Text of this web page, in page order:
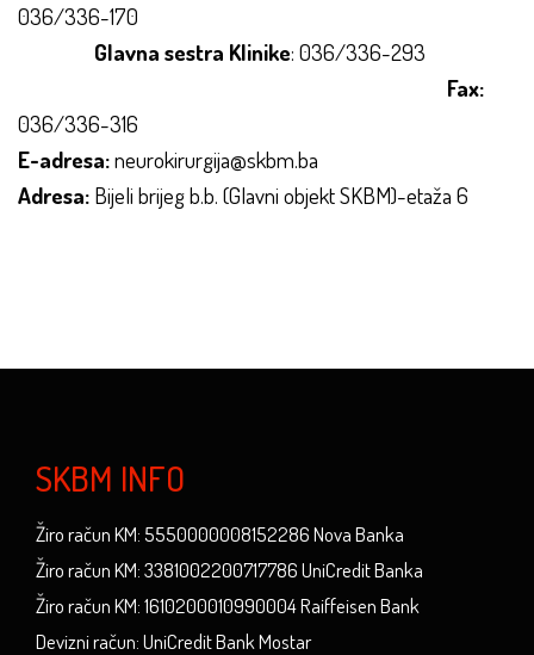
036/336-170
Glavna sestra Klinike: 036/336-293
Fax:
036/336-316
E-adresa:neurokirurgija@skbm.ba
Adresa: Bijeli brijeg b.b. (Glavni objekt SKBM)-etaža 6
SKBM INFO
Žiro račun KM: 5550000008152286 Nova Banka
Žiro račun KM: 3381002200717786 UniCredit Banka
Žiro račun KM: 1610200010990004 Raiffeisen Bank
Devizni račun: UniCredit Bank Mostar